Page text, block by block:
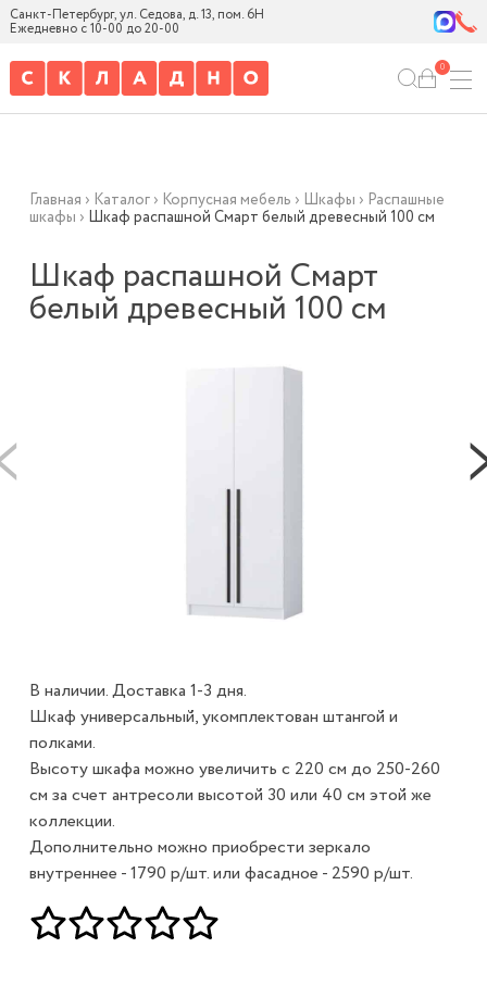
Санкт-Петербург, ул. Седова, д. 13, пом. 6Н
Ежедневно с 10-00 до 20-00
0
Главная › Каталог› Корпусная мебель › Шкафы › Распашные
шкафы › Шкаф распашной Смарт белый древесный 100 см
Шкаф распашной Смарт
белый древесный 100 см
В наличии. Доставка 1-3 дня.
Шкаф универсальный, укомплектован штангой и
полками.
Высоту шкафа можно увеличить с 220 см до 250-260
см за счет антресоли высотой 30 или 40 см этой же
коллекции.
Дополнительно можно приобрести зеркало
внутреннее - 1790 р/шт. или фасадное - 2590 р/шт.